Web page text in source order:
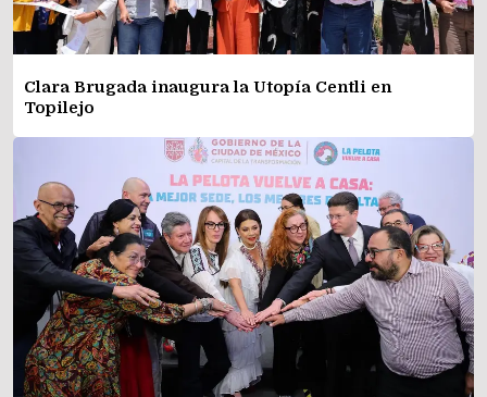
Clara Brugada inaugura la Utopía Centli en
Topilejo